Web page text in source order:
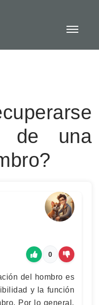
de una
0
del hombro es
y la función
Por lo general,